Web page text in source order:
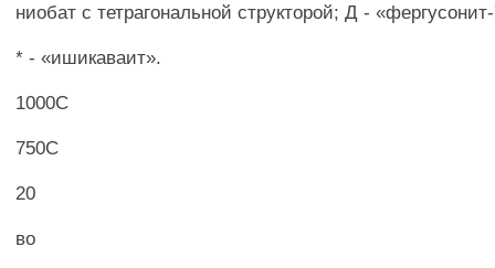
ниобат с тетрагональной структорой; Д -
* - «ишикаваит».
1000С
750С
20
во